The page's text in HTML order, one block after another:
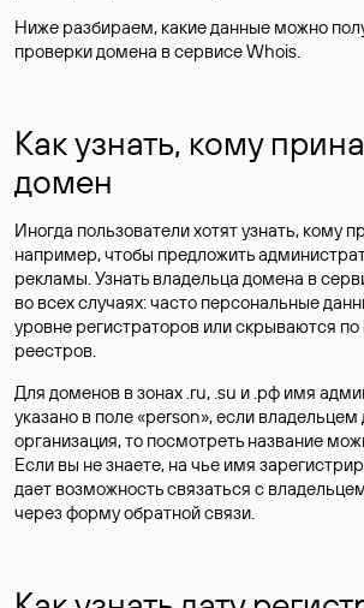
Ниже разбираем, какие данные можно
проверки домена в сервисе Whois.
Как узнать, кому
домен
Иногда пользователи хотят узнать, кому
например, чтобы предложить
рекламы. Узнать владельца домена в
во всех случаях: часто персональные
уровне регистраторов или скрываются
реестров.
Для доменов в зонах .ru, .su и .рф имя
указано в поле «person», если
организация, то посмотреть название
Если вы не знаете, на чье имя
дает возможность связаться с
через форму обратной связи.